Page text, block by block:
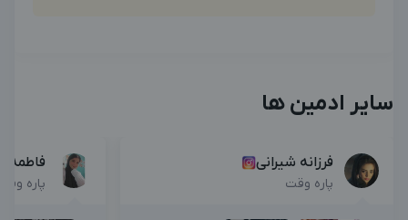
سایر ادمین ها
فرزانه شیرانی
پاره وقت
فاطمه
پاره